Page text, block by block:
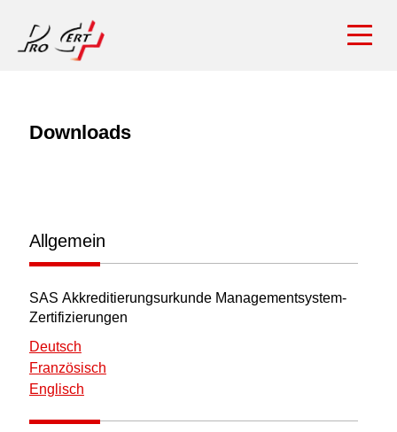
Downloads
Allgemein
SAS Akkreditierungsurkunde Managementsystem-
Zertifizierungen
Deutsch
Französisch
Englisch